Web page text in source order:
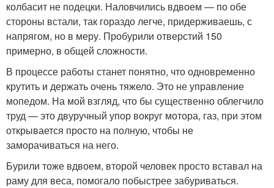
колбасит не подецки. Наловчились вдвоем — по обе
стороны встали, так гораздо легче, придерживаешь, с
напрягом, но в меру. Пробурили отверстий 150
примерно, в общей сложности.
В процессе работы станет понятно, что одновременно
крутить и держать очень тяжело. Это не управление
мопедом. На мой взгляд, что бы существенно облегчило
труд — это двуручный упор вокруг мотора, газ, при этом
открывается просто на полную, чтобы не
заморачиваться на него.
Бурили тоже вдвоем, второй человек просто вставал на
раму для веса, помогало побыстрее забуриваться.